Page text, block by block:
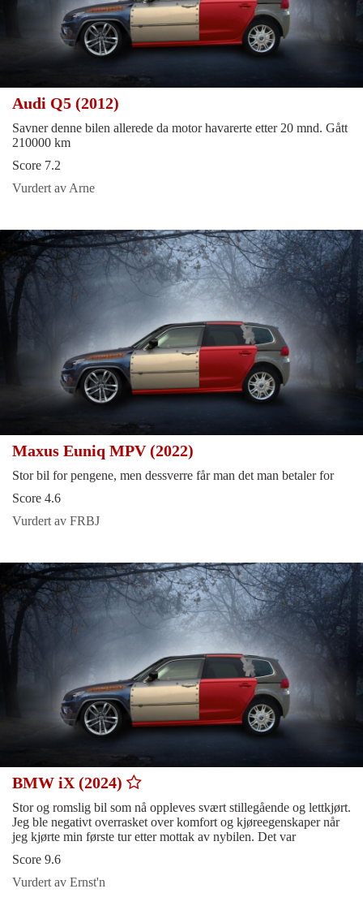
Audi Q5 (2012)
Savner denne bilen allerede da motor havarerte etter 20 mnd. Gått
210000 km
Score 7.2
Vurdert av Arne
Maxus Euniq MPV (2022)
Stor bil for pengene, men dessverre får man det man betaler for
Score 4.6
Vurdert av FRBJ
BMW iX (2024)
Stor og romslig bil som nå oppleves svært stillegående og lettkjørt.
Jeg ble negativt overrasket over komfort og kjøreegenskaper når
jeg kjørte min første tur etter mottak av nybilen. Det var
Score 9.6
Vurdert av Ernst'n